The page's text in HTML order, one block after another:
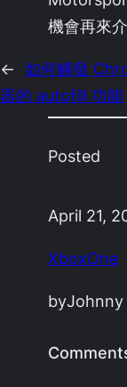
機會再來
← 如何觸發
器的 autofill 功能
Posted
April 21,
XboxOne
byJohnny